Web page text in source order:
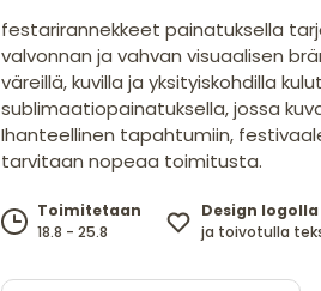
festarirannekkeet painatuksella
valvonnan ja vahvan visuaalisen
väreillä, kuvilla ja yksityiskohdilla
sublimaatiopainatuksella, jossa
Ihanteellinen tapahtumiin,
tarvitaan nopeaa toimitusta.
Toimitetaan
18.8 - 25.8
Design logolla
ja toivotulla